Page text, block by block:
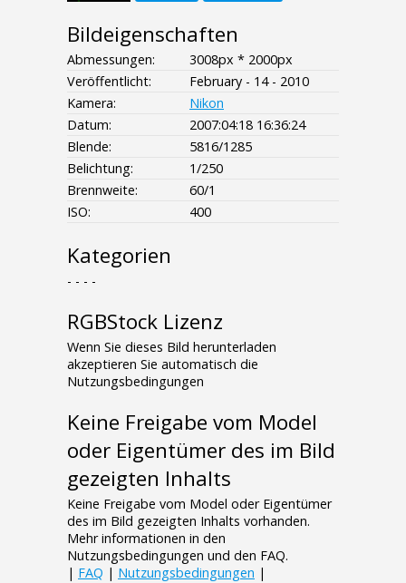
Bildeigenschaften
Abmessungen:
3008px * 2000px
Veröffentlicht:
February - 14 - 2010
Kamera:
Nikon
Datum:
2007:04:18 16:36:24
Blende:
5816/1285
Belichtung:
1/250
Brennweite:
60/1
ISO:
400
Kategorien
- - - -
RGBStock Lizenz
Wenn Sie dieses Bild herunterladen
akzeptieren Sie automatisch die
Nutzungsbedingungen
Keine Freigabe vom Model
oder Eigentümer des im Bild
gezeigten Inhalts
Keine Freigabe vom Model oder Eigentümer
des im Bild gezeigten Inhalts vorhanden.
Mehr informationen in den
Nutzungsbedingungen und den FAQ.
| FAQ | Nutzungsbedingungen |